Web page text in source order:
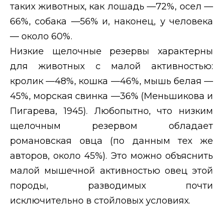
таких животных, как лошадь —72%, осел —
66%, собака —56% и, наконец, у человека
— около 60%.
Низкие щелочные резервы характерны
для животных с малой активностью:
кролик —48%, кошка —46%, мышь белая —
45%, морская свинка —36% (Меньшикова и
Пигарева, 1945). Любопытно, что низким
щелочным резервом обладает
романовская овца (по данным тех же
авторов, около 45%). Это можно объяснить
малой мышечной активностью овец этой
породы, разводимых почти
исключительно в стойловых условиях.